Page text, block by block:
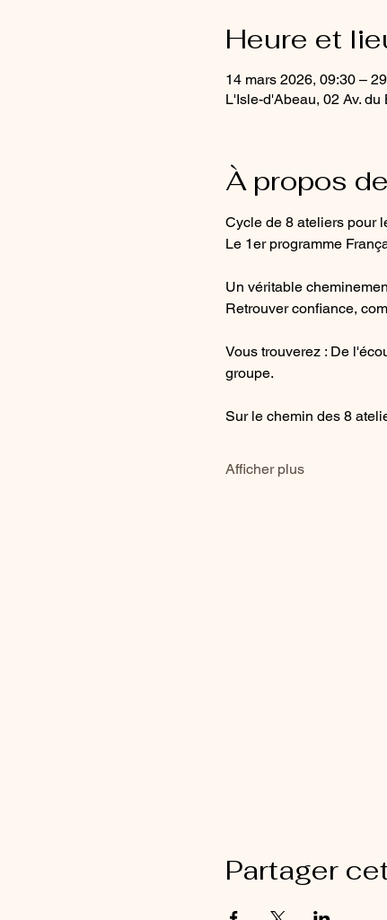
Heure et
14 mars 2026, 09:30 –
L'Isle-d'Abeau, 02 Av.
À propos
Cycle de 8 ateliers pour
Le 1er programme
Un véritable
Retrouver confiance,
Vous trouverez : De
groupe. ​
Sur le chemin des 8
Afficher plus
Partager